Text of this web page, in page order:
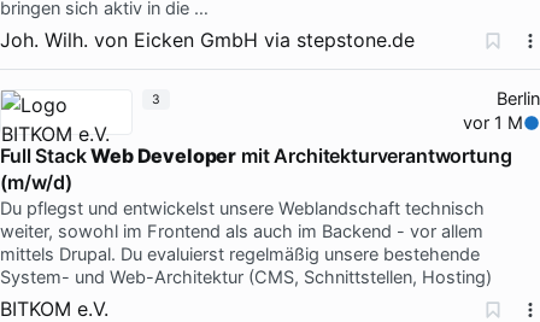
bringen sich aktiv in die …
Joh. Wilh. von Eicken GmbH via stepstone.de
Berlin
vor 1 M
Full StackWeb Developer mit Architekturverantwortung
(m/w/d)
Du pflegst und entwickelst unsere Weblandschaft technisch
weiter, sowohl im Frontend als auch im Backend - vor allem
mittels Drupal. Du evaluierst regelmäßig unsere bestehende
System- und Web-Architektur (CMS, Schnittstellen, Hosting)
BITKOM e.V.
3